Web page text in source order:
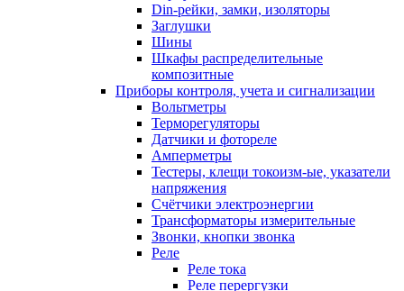
Din-рейки, замки, изоляторы
Заглушки
Шины
Шкафы распределительные
композитные
Приборы контроля, учета и сигнализации
Вольтметры
Терморегуляторы
Датчики и фотореле
Амперметры
Тестеры, клещи токоизм-ые, указатели
напряжения
Счётчики электроэнергии
Трансформаторы измерительные
Звонки, кнопки звонка
Реле
Реле тока
Реле перергузки